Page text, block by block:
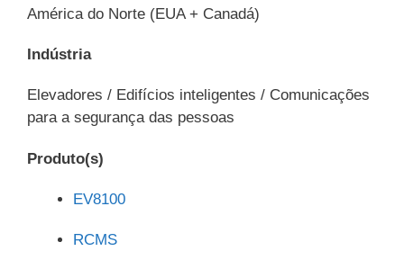
América do Norte (EUA + Canadá)
Indústria
Elevadores / Edifícios inteligentes / Comunicações
para a segurança das pessoas
Produto(s)
EV8100
RCMS